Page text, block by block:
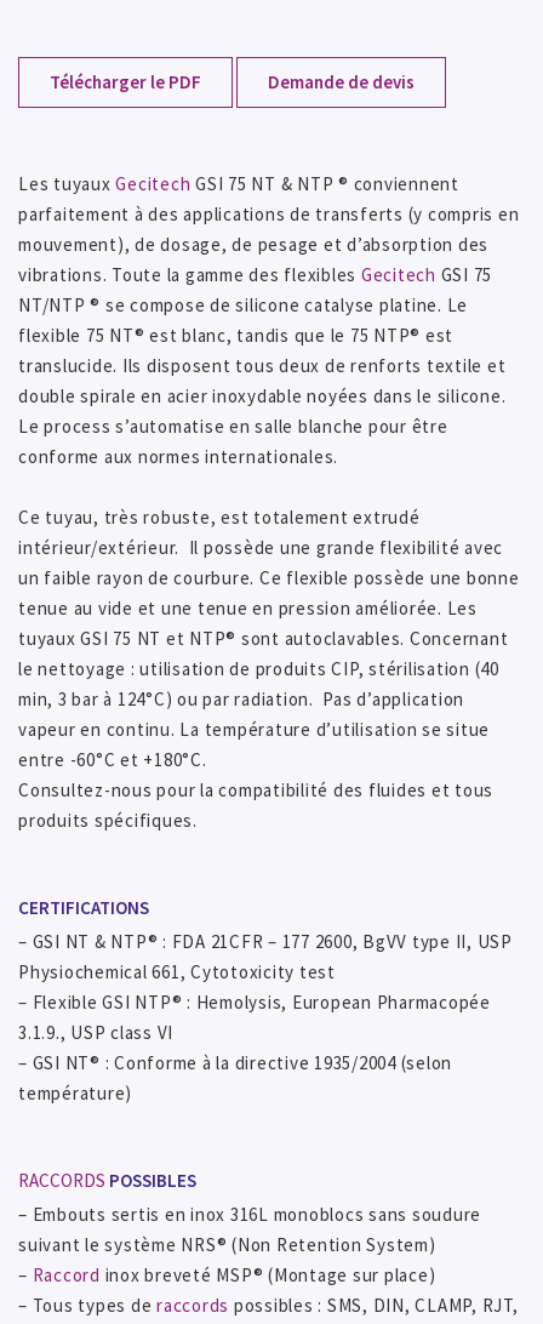
Télécharger le PDF Demande de devis
Les tuyauxGecitech GSI 75 NT & NTP ® conviennent
parfaitement à des applications de transferts (y compris en
mouvement), de dosage, de pesage et d’absorption des
vibrations. Toute la gamme des flexibles Gecitech GSI 75
NT/NTP ® se compose de silicone catalyse platine. Le
flexible 75 NT® est blanc, tandis que le 75 NTP® est
translucide. Ils disposent tous deux de renforts textile et
double spirale en acier inoxydable noyées dans le silicone.
Le process s’automatise en salle blanche pour être
conforme aux normes internationales.
Ce tuyau, très robuste, est totalement extrudé
intérieur/extérieur. Il possède une grande flexibilité avec
un faible rayon de courbure. Ce flexible possède une bonne
tenue au vide et une tenue en pression améliorée. Les
tuyaux GSI 75 NT et NTP® sont autoclavables. Concernant
le nettoyage : utilisation de produits CIP, stérilisation (40
min, 3 bar à 124°C) ou par radiation. Pas d’application
vapeur en continu. La température d’utilisation se situe
entre -60°C et +180°C.
Consultez-nous pour la compatibilité des fluides et tous
produits spécifiques.
CERTIFICATIONS
– GSI NT & NTP® : FDA 21CFR – 177 2600, BgVV type II, USP
Physiochemical 661, Cytotoxicity test
– Flexible GSI NTP® : Hemolysis, European Pharmacopée
3.1.9., USP class VI
– GSI NT® : Conforme à la directive 1935/2004 (selon
température)
RACCORDS POSSIBLES
– Embouts sertis en inox 316L monoblocs sans soudure
suivant le système NRS® (Non Retention System)
– Raccord inox breveté MSP® (Montage sur place)
– Tous types de raccords possibles : SMS, DIN, CLAMP, RJT,